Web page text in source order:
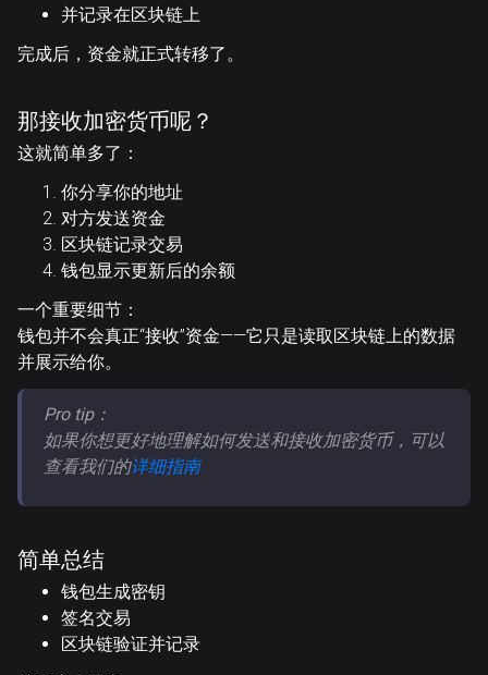
并记录在区块链上
完成后，资金就正式转移了。
那接收加密货币呢？
这就简单多了：
你分享你的地址
对方发送资金
区块链记录交易
钱包显示更新后的余额
一个重要细节：
钱包并不会真正“接收”资金——它只是读取区块链上的数据
并展示给你。
Pro tip：
如果你想更好地理解如何发送和接收加密货币，可以
查看我们的详细指南
简单总结
钱包生成密钥
签名交易
区块链验证并记录